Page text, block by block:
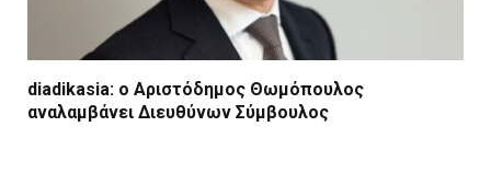
diadikasia: ο Αριστόδημος Θωμόπουλος
αναλαμβάνει Διευθύνων Σύμβουλος